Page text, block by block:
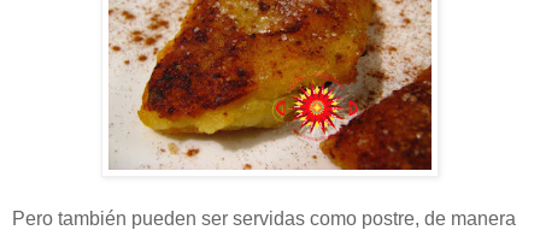
Pero también pueden ser servidas como postre, de manera